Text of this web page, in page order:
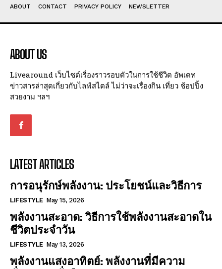
ABOUT CONTACT PRIVACY POLICY NEWSLETTER
ABOUT US
Livearound เว็บไซต์เรื่องราวรอบตัวในการใช้ชีวิต อัพเดท
ข่าวสารล่าสุดเกี่ยวกับไลฟ์สไตล์ ไม่ว่าจะเรื่องกิน เที่ยว ช้อปปิ้ง
สวยงาม ฯลฯ
LATEST ARTICLES
การอนุรักษ์พลังงาน: ประโยชน์และวิธีการ
LIFESTYLE May 15, 2026
พลังงานสะอาด: วิธีการใช้พลังงานสะอาดใน
ชีวิตประจำวัน
LIFESTYLE May 13, 2026
พลังงานแสงอาทิตย์: พลังงานที่มีความ